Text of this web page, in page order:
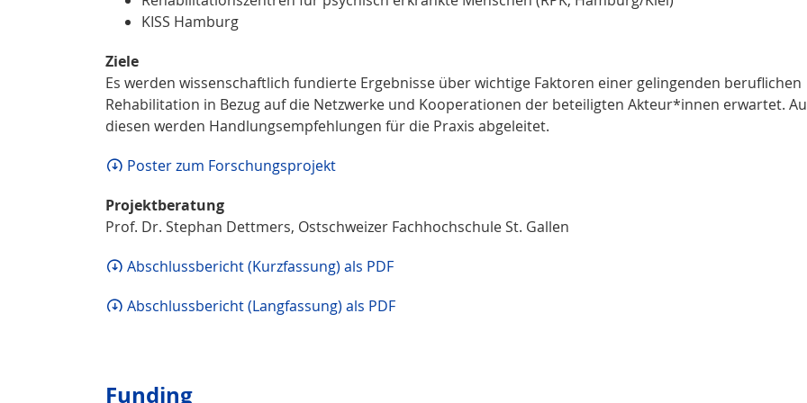
KISS Hamburg
Ziele
Es werden wissenschaftlich fundierte Ergebnisse über wichtige Faktoren einer gelingenden beruflichen
Rehabilitation in Bezug auf die Netzwerke und Kooperationen der beteiligten Akteur*innen erwartet.
diesen werden Handlungsempfehlungen für die Praxis abgeleitet.
Poster zum Forschungsprojekt
Projektberatung
Prof. Dr. Stephan Dettmers, Ostschweizer Fachhochschule St. Gallen
Abschlussbericht (Kurzfassung) als PDF
Abschlussbericht (Langfassung) als PDF
Funding